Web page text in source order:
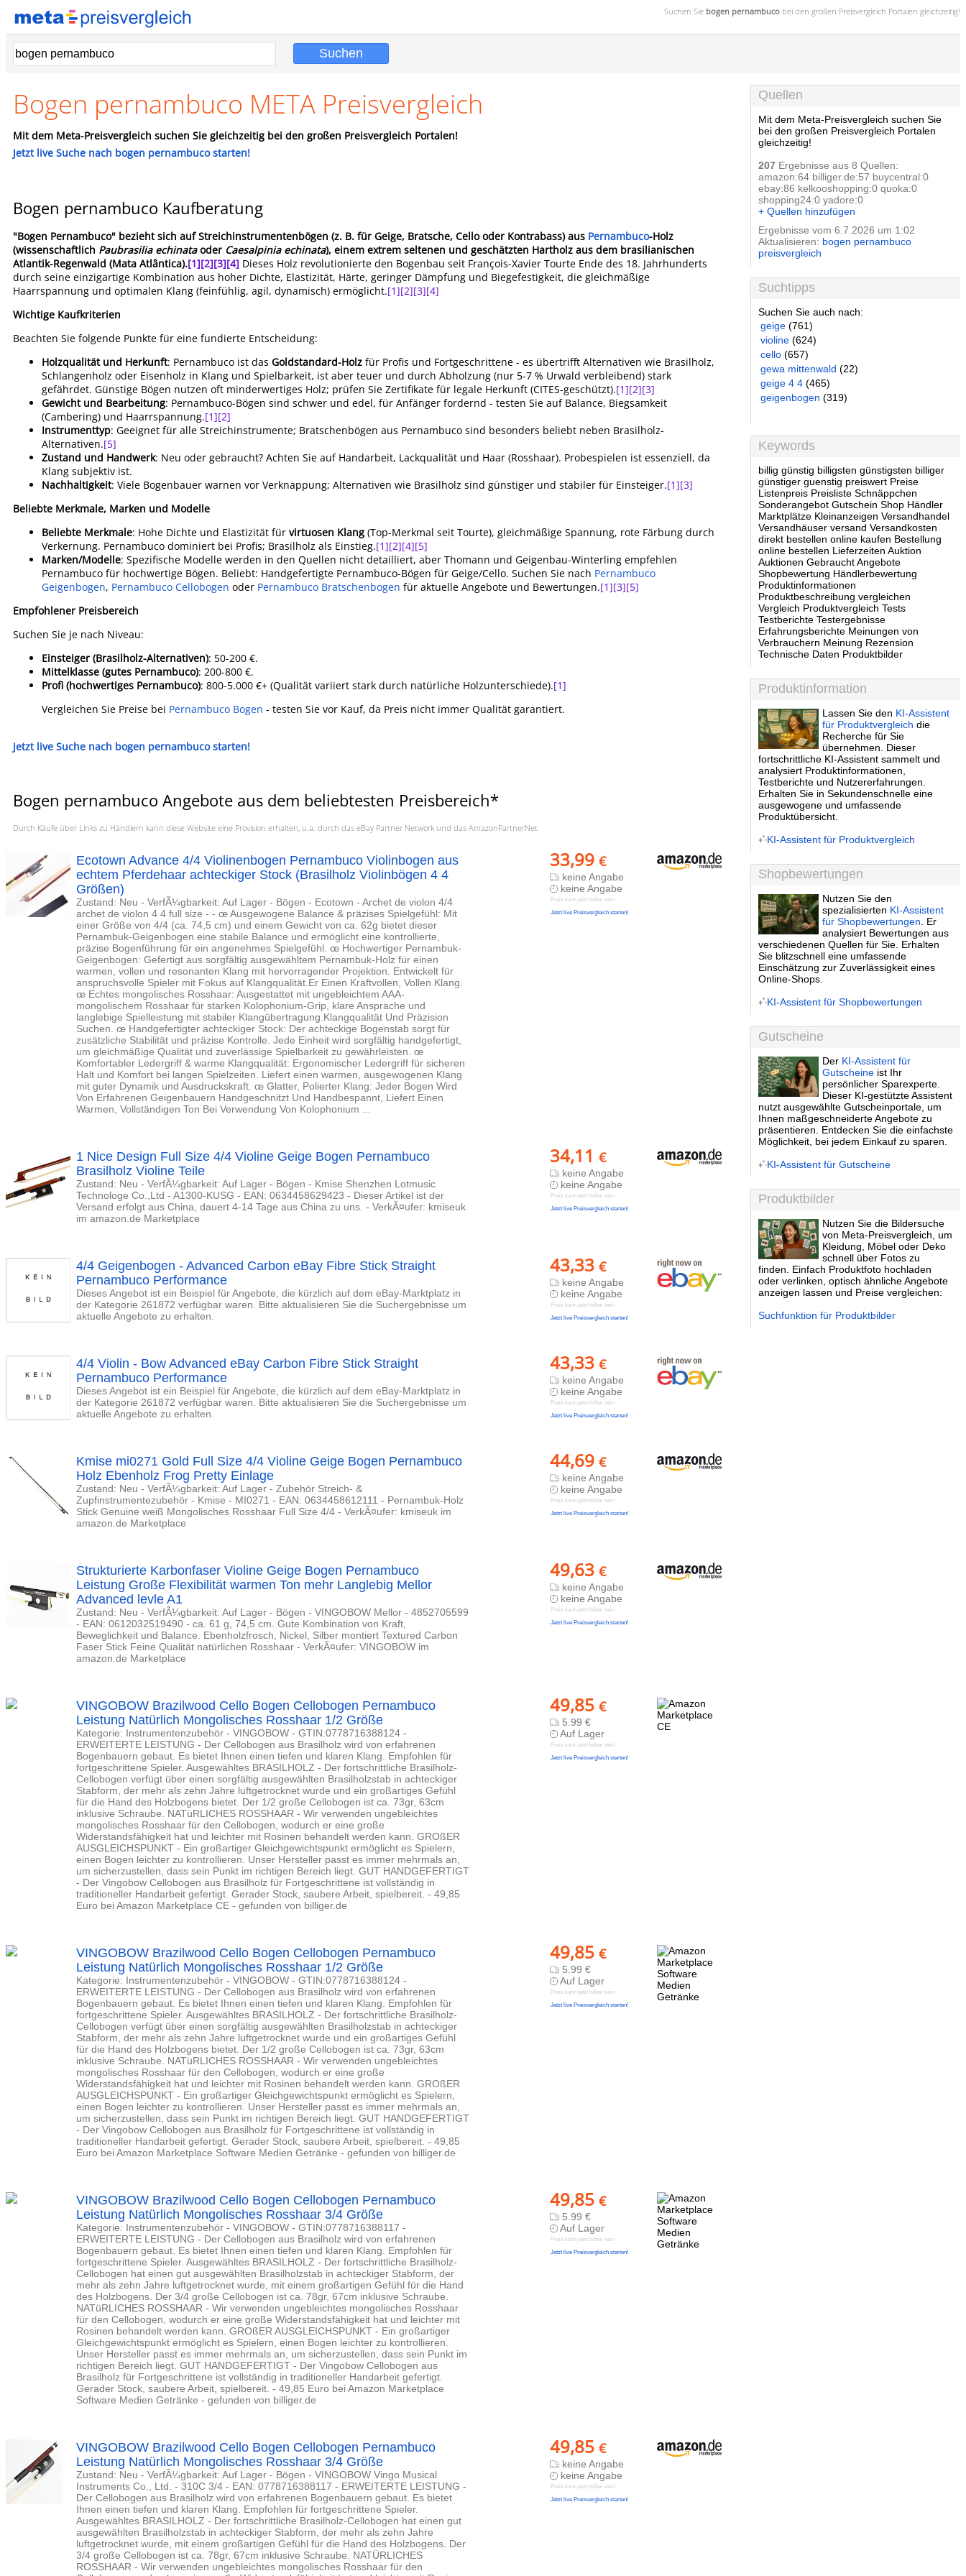
Suchen Sie bogen pernambuco bei den großen Preisvergleich Portalen gleichzeitig!
Bogen pernambuco META Preisvergleich
Mit dem Meta-Preisvergleich suchen Sie gleichzeitig bei den großen Preisvergleich Portalen!
Jetzt live Suche nach bogen pernambuco starten!
Bogen pernambuco Kaufberatung
"Bogen Pernambuco" bezieht sich auf Streichinstrumentenbögen (z. B. für Geige, Bratsche, Cello oder Kontrabass) aus Pernambuco-Holz
(wissenschaftlich Paubrasilia echinataoder Caesalpinia echinata), einem extrem seltenen und geschätzten Hartholz aus dem brasilianischen
Atlantik-Regenwald (Mata Atlântica).[1][2][3][4] Dieses Holz revolutionierte den Bogenbau seit François-Xavier Tourte Ende des 18. Jahrhunderts
durch seine einzigartige Kombination aus hoher Dichte, Elastizität, Härte, geringer Dämpfung und Biegefestigkeit, die gleichmäßige
Haarrspannung und optimalen Klang (feinfühlig, agil, dynamisch) ermöglicht.[1][2][3][4]
Wichtige Kaufkriterien
Beachten Sie folgende Punkte für eine fundierte Entscheidung:
Holzqualität und Herkunft: Pernambuco ist das Goldstandard-Holz für Profis und Fortgeschrittene - es übertrifft Alternativen wie Brasilholz,
Schlangenholz oder Eisenholz in Klang und Spielbarkeit, ist aber teuer und durch Abholzung (nur 5-7 % Urwald verbleibend) stark
gefährdet. Günstige Bögen nutzen oft minderwertiges Holz; prüfen Sie Zertifikate für legale Herkunft (CITES-geschützt).[1][2][3]
Gewicht und Bearbeitung: Pernambuco-Bögen sind schwer und edel, für Anfänger fordernd - testen Sie auf Balance, Biegsamkeit
(Cambering) und Haarrspannung.[1][2]
Instrumenttyp: Geeignet für alle Streichinstrumente; Bratschenbögen aus Pernambuco sind besonders beliebt neben Brasilholz-
Alternativen.[5]
Zustand und Handwerk: Neu oder gebraucht? Achten Sie auf Handarbeit, Lackqualität und Haar (Rosshaar). Probespielen ist essenziell, da
Klang subjektiv ist.
Nachhaltigkeit: Viele Bogenbauer warnen vor Verknappung; Alternativen wie Brasilholz sind günstiger und stabiler für Einsteiger.[1][3]
Beliebte Merkmale, Marken und Modelle
Beliebte Merkmale: Hohe Dichte und Elastizität für virtuosen Klang (Top-Merkmal seit Tourte), gleichmäßige Spannung, rote Färbung durch
Verkernung. Pernambuco dominiert bei Profis; Brasilholz als Einstieg.[1][2][4][5]
Marken/Modelle: Spezifische Modelle werden in den Quellen nicht detailliert, aber Thomann und Geigenbau-Winterling empfehlen
Pernambuco für hochwertige Bögen. Beliebt: Handgefertigte Pernambuco-Bögen für Geige/Cello. Suchen Sie nach Pernambuco
Geigenbogen, Pernambuco Cellobogen oder Pernambuco Bratschenbogen für aktuelle Angebote und Bewertungen.[1][3][5]
Empfohlener Preisbereich
Suchen Sie je nach Niveau:
Einsteiger (Brasilholz-Alternativen): 50-200 €.
Mittelklasse (gutes Pernambuco): 200-800 €.
Profi (hochwertiges Pernambuco): 800-5.000 €+ (Qualität variiert stark durch natürliche Holzunterschiede).[1]
Vergleichen Sie Preise bei Pernambuco Bogen - testen Sie vor Kauf, da Preis nicht immer Qualität garantiert.
Jetzt live Suche nach bogen pernambuco starten!
Bogen pernambuco Angebote aus dem beliebtesten Preisbereich*
Durch Käufe über Links zu Händlern kann diese Website eine Provision erhalten, u.a. durch das eBay Partner Network und das AmazonPartnerNet
33,99 €
keine Angabe
keine Angabe
Preis kann jetzt höher sein
Jetzt live Preisvergleich starten!
Ecotown Advance 4/4 Violinenbogen Pernambuco Violinbogen aus
echtem Pferdehaar achteckiger Stock (Brasilholz Violinbögen 4 4
Größen)
Zustand: Neu - VerfÃ¼gbarkeit: Auf Lager - Bögen - Ecotown - Archet de violon 4/4
archet de violon 4 4 full size - - œ Ausgewogene Balance & präzises Spielgefühl: Mit
einer Größe von 4/4 (ca. 74,5 cm) und einem Gewicht von ca. 62g bietet dieser
Pernambuk-Geigenbogen eine stabile Balance und ermöglicht eine kontrollierte,
präzise Bogenführung für ein angenehmes Spielgefühl. œ Hochwertiger Pernambuk-
Geigenbogen: Gefertigt aus sorgfältig ausgewähltem Pernambuk-Holz für einen
warmen, vollen und resonanten Klang mit hervorragender Projektion. Entwickelt für
anspruchsvolle Spieler mit Fokus auf Klangqualität.Er Einen Kraftvollen, Vollen Klang.
œ Echtes mongolisches Rosshaar: Ausgestattet mit ungebleichtem AAA-
mongolischem Rosshaar für starken Kolophonium-Grip, klare Ansprache und
langlebige Spielleistung mit stabiler Klangübertragung.Klangqualität Und Präzision
Suchen. œ Handgefertigter achteckiger Stock: Der achteckige Bogenstab sorgt für
zusätzliche Stabilität und präzise Kontrolle. Jede Einheit wird sorgfältig handgefertigt,
um gleichmäßige Qualität und zuverlässige Spielbarkeit zu gewährleisten. œ
Komfortabler Ledergriff & warme Klangqualität: Ergonomischer Ledergriff für sicheren
Halt und Komfort bei langen Spielzeiten. Liefert einen warmen, ausgewogenen Klang
mit guter Dynamik und Ausdruckskraft. œ Glatter, Polierter Klang: Jeder Bogen Wird
Von Erfahrenen Geigenbauern Handgeschnitzt Und Handbespannt, Liefert Einen
Warmen, Vollständigen Ton Bei Verwendung Von Kolophonium ...
34,11 €
keine Angabe
keine Angabe
Preis kann jetzt höher sein
Jetzt live Preisvergleich starten!
1 Nice Design Full Size 4/4 Violine Geige Bogen Pernambuco
Brasilholz Violine Teile
Zustand: Neu - VerfÃ¼gbarkeit: Auf Lager - Bögen - Kmise Shenzhen Lotmusic
Technologe Co.,Ltd - A1300-KUSG - EAN: 0634458629423 - Dieser Artikel ist der
Versand erfolgt aus China, dauert 4-14 Tage aus China zu uns. - VerkÃ¤ufer: kmiseuk
im amazon.de Marketplace
43,33 €
keine Angabe
keine Angabe
Preis kann jetzt höher sein
Jetzt live Preisvergleich starten!
4/4 Geigenbogen - Advanced Carbon eBay Fibre Stick Straight
Pernambuco Performance
Dieses Angebot ist ein Beispiel für Angebote, die kürzlich auf dem eBay-Marktplatz in
der Kategorie 261872 verfügbar waren. Bitte aktualisieren Sie die Suchergebnisse um
aktuelle Angebote zu erhalten.
43,33 €
keine Angabe
keine Angabe
Preis kann jetzt höher sein
Jetzt live Preisvergleich starten!
4/4 Violin - Bow Advanced eBay Carbon Fibre Stick Straight
Pernambuco Performance
Dieses Angebot ist ein Beispiel für Angebote, die kürzlich auf dem eBay-Marktplatz in
der Kategorie 261872 verfügbar waren. Bitte aktualisieren Sie die Suchergebnisse um
aktuelle Angebote zu erhalten.
44,69 €
keine Angabe
keine Angabe
Preis kann jetzt höher sein
Jetzt live Preisvergleich starten!
Kmise mi0271 Gold Full Size 4/4 Violine Geige Bogen Pernambuco
Holz Ebenholz Frog Pretty Einlage
Zustand: Neu - VerfÃ¼gbarkeit: Auf Lager - Zubehör Streich- &
Zupfinstrumentezubehör - Kmise - MI0271 - EAN: 0634458612111 - Pernambuk-Holz
Stick Genuine weiß Mongolisches Rosshaar Full Size 4/4 - VerkÃ¤ufer: kmiseuk im
amazon.de Marketplace
49,63 €
keine Angabe
keine Angabe
Preis kann jetzt höher sein
Jetzt live Preisvergleich starten!
Strukturierte Karbonfaser Violine Geige Bogen Pernambuco
Leistung Große Flexibilität warmen Ton mehr Langlebig Mellor
Advanced levle A1
Zustand: Neu - VerfÃ¼gbarkeit: Auf Lager - Bögen - VINGOBOW Mellor - 4852705599
- EAN: 0612032519490 - ca. 61 g, 74,5 cm. Gute Kombination von Kraft,
Beweglichkeit und Balance. Ebenholzfrosch, Nickel, Silber montiert Textured Carbon
Faser Stick Feine Qualität natürlichen Rosshaar - VerkÃ¤ufer: VINGOBOW im
amazon.de Marketplace
49,85 €
5.99 €
Auf Lager
Preis kann jetzt höher sein
Jetzt live Preisvergleich starten!
VINGOBOW Brazilwood Cello Bogen Cellobogen Pernambuco
Leistung Natürlich Mongolisches Rosshaar 1/2 Größe
Kategorie: Instrumentenzubehör - VINGOBOW - GTIN:0778716388124 -
ERWEITERTE LEISTUNG - Der Cellobogen aus Brasilholz wird von erfahrenen
Bogenbauern gebaut. Es bietet Ihnen einen tiefen und klaren Klang. Empfohlen für
fortgeschrittene Spieler. Ausgewähltes BRASILHOLZ - Der fortschrittliche Brasilholz-
Cellobogen verfügt über einen sorgfältig ausgewählten Brasilholzstab in achteckiger
Stabform, der mehr als zehn Jahre luftgetrocknet wurde und ein großartiges Gefühl
für die Hand des Holzbogens bietet. Der 1/2 große Cellobogen ist ca. 73gr, 63cm
inklusive Schraube. NATüRLICHES ROSSHAAR - Wir verwenden ungebleichtes
mongolisches Rosshaar für den Cellobogen, wodurch er eine große
Widerstandsfähigkeit hat und leichter mit Rosinen behandelt werden kann. GROßER
AUSGLEICHSPUNKT - Ein großartiger Gleichgewichtspunkt ermöglicht es Spielern,
einen Bogen leichter zu kontrollieren. Unser Hersteller passt es immer mehrmals an,
um sicherzustellen, dass sein Punkt im richtigen Bereich liegt. GUT HANDGEFERTIGT
- Der Vingobow Cellobogen aus Brasilholz für Fortgeschrittene ist vollständig in
traditioneller Handarbeit gefertigt. Gerader Stock, saubere Arbeit, spielbereit. - 49,85
Euro bei Amazon Marketplace CE - gefunden von billiger.de
49,85 €
5.99 €
Auf Lager
Preis kann jetzt höher sein
Jetzt live Preisvergleich starten!
VINGOBOW Brazilwood Cello Bogen Cellobogen Pernambuco
Leistung Natürlich Mongolisches Rosshaar 1/2 Größe
Kategorie: Instrumentenzubehör - VINGOBOW - GTIN:0778716388124 -
ERWEITERTE LEISTUNG - Der Cellobogen aus Brasilholz wird von erfahrenen
Bogenbauern gebaut. Es bietet Ihnen einen tiefen und klaren Klang. Empfohlen für
fortgeschrittene Spieler. Ausgewähltes BRASILHOLZ - Der fortschrittliche Brasilholz-
Cellobogen verfügt über einen sorgfältig ausgewählten Brasilholzstab in achteckiger
Stabform, der mehr als zehn Jahre luftgetrocknet wurde und ein großartiges Gefühl
für die Hand des Holzbogens bietet. Der 1/2 große Cellobogen ist ca. 73gr, 63cm
inklusive Schraube. NATüRLICHES ROSSHAAR - Wir verwenden ungebleichtes
mongolisches Rosshaar für den Cellobogen, wodurch er eine große
Widerstandsfähigkeit hat und leichter mit Rosinen behandelt werden kann. GROßER
AUSGLEICHSPUNKT - Ein großartiger Gleichgewichtspunkt ermöglicht es Spielern,
einen Bogen leichter zu kontrollieren. Unser Hersteller passt es immer mehrmals an,
um sicherzustellen, dass sein Punkt im richtigen Bereich liegt. GUT HANDGEFERTIGT
- Der Vingobow Cellobogen aus Brasilholz für Fortgeschrittene ist vollständig in
traditioneller Handarbeit gefertigt. Gerader Stock, saubere Arbeit, spielbereit. - 49,85
Euro bei Amazon Marketplace Software Medien Getränke - gefunden von billiger.de
49,85 €
5.99 €
Auf Lager
Preis kann jetzt höher sein
Jetzt live Preisvergleich starten!
VINGOBOW Brazilwood Cello Bogen Cellobogen Pernambuco
Leistung Natürlich Mongolisches Rosshaar 3/4 Größe
Kategorie: Instrumentenzubehör - VINGOBOW - GTIN:0778716388117 -
ERWEITERTE LEISTUNG - Der Cellobogen aus Brasilholz wird von erfahrenen
Bogenbauern gebaut. Es bietet Ihnen einen tiefen und klaren Klang. Empfohlen für
fortgeschrittene Spieler. Ausgewähltes BRASILHOLZ - Der fortschrittliche Brasilholz-
Cellobogen hat einen gut ausgewählten Brasilholzstab in achteckiger Stabform, der
mehr als zehn Jahre luftgetrocknet wurde, mit einem großartigen Gefühl für die Hand
des Holzbogens. Der 3/4 große Cellobogen ist ca. 78gr, 67cm inklusive Schraube.
NATüRLICHES ROSSHAAR - Wir verwenden ungebleichtes mongolisches Rosshaar
für den Cellobogen, wodurch er eine große Widerstandsfähigkeit hat und leichter mit
Rosinen behandelt werden kann. GROßER AUSGLEICHSPUNKT - Ein großartiger
Gleichgewichtspunkt ermöglicht es Spielern, einen Bogen leichter zu kontrollieren.
Unser Hersteller passt es immer mehrmals an, um sicherzustellen, dass sein Punkt im
richtigen Bereich liegt. GUT HANDGEFERTIGT - Der Vingobow Cellobogen aus
Brasilholz für Fortgeschrittene ist vollständig in traditioneller Handarbeit gefertigt.
Gerader Stock, saubere Arbeit, spielbereit. - 49,85 Euro bei Amazon Marketplace
Software Medien Getränke - gefunden von billiger.de
49,85 €
keine Angabe
keine Angabe
Preis kann jetzt höher sein
Jetzt live Preisvergleich starten!
VINGOBOW Brazilwood Cello Bogen Cellobogen Pernambuco
Leistung Natürlich Mongolisches Rosshaar 3/4 Größe
Zustand: Neu - VerfÃ¼gbarkeit: Auf Lager - Bögen - VINGOBOW Vingo Musical
Instruments Co., Ltd. - 310C 3/4 - EAN: 0778716388117 - ERWEITERTE LEISTUNG -
Der Cellobogen aus Brasilholz wird von erfahrenen Bogenbauern gebaut. Es bietet
Ihnen einen tiefen und klaren Klang. Empfohlen für fortgeschrittene Spieler.
Ausgewähltes BRASILHOLZ - Der fortschrittliche Brasilholz-Cellobogen hat einen gut
ausgewählten Brasilholzstab in achteckiger Stabform, der mehr als zehn Jahre
luftgetrocknet wurde, mit einem großartigen Gefühl für die Hand des Holzbogens. Der
3/4 große Cellobogen ist ca. 78gr, 67cm inklusive Schraube. NATÜRLICHES
ROSSHAAR - Wir verwenden ungebleichtes mongolisches Rosshaar für den
Quellen
Mit dem Meta-Preisvergleich suchen Sie
bei den großen Preisvergleich Portalen
gleichzeitig!
207 Ergebnisse aus 8 Quellen:
amazon:64 billiger.de:57 buycentral:0
ebay:86 kelkooshopping:0 quoka:0
shopping24:0 yadore:0
+ Quellen hinzufügen
Ergebnisse vom 6.7.2026 um 1:02
Aktualisieren: bogen pernambuco
preisvergleich
Suchtipps
Suchen Sie auch nach:
geige (761)
violine (624)
cello (657)
gewa mittenwald (22)
geige 4 4 (465)
geigenbogen (319)
Keywords
billig günstig billigsten günstigsten billiger
günstiger guenstig preiswert Preise
Listenpreis Preisliste Schnäppchen
Sonderangebot Gutschein Shop Händler
Marktplätze Kleinanzeigen Versandhandel
Versandhäuser versand Versandkosten
direkt bestellen online kaufen Bestellung
online bestellen Lieferzeiten Auktion
Auktionen Gebraucht Angebote
Shopbewertung Händlerbewertung
Produktinformationen
Produktbeschreibung vergleichen
Vergleich Produktvergleich Tests
Testberichte Testergebnisse
Erfahrungsberichte Meinungen von
Verbrauchern Meinung Rezension
Technische Daten Produktbilder
Produktinformation
Lassen Sie den KI-Assistent
für Produktvergleich die
Recherche für Sie
übernehmen. Dieser
fortschrittliche KI-Assistent sammelt und
analysiert Produktinformationen,
Testberichte und Nutzererfahrungen.
Erhalten Sie in Sekundenschnelle eine
ausgewogene und umfassende
Produktübersicht.
KI-Assistent für Produktvergleich
Shopbewertungen
Nutzen Sie den
spezialisierten KI-Assistent
für Shopbewertungen . Er
analysiert Bewertungen aus
verschiedenen Quellen für Sie. Erhalten
Sie blitzschnell eine umfassende
Einschätzung zur Zuverlässigkeit eines
Online-Shops.
KI-Assistent für Shopbewertungen
Gutscheine
Der KI-Assistent für
Gutscheine ist Ihr
persönlicher Sparexperte.
Dieser KI-gestützte Assistent
nutzt ausgewählte Gutscheinportale, um
Ihnen maßgeschneiderte Angebote zu
präsentieren. Entdecken Sie die einfachste
Möglichkeit, bei jedem Einkauf zu sparen.
KI-Assistent für Gutscheine
Produktbilder
Nutzen Sie die Bildersuche
von Meta-Preisvergleich, um
Kleidung, Möbel oder Deko
schnell über Fotos zu
finden. Einfach Produktfoto hochladen
oder verlinken, optisch ähnliche Angebote
anzeigen lassen und Preise vergleichen:
Suchfunktion für Produktbilder